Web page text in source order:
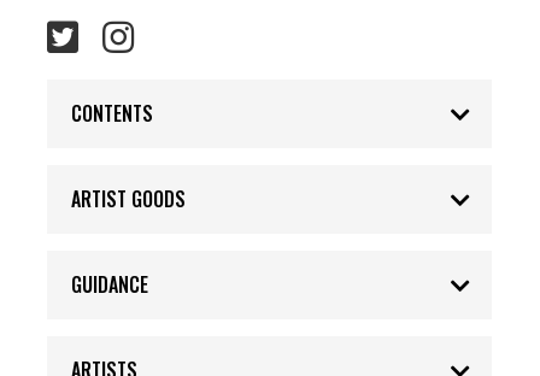
CONTENTS
ARTIST GOODS
GUIDANCE